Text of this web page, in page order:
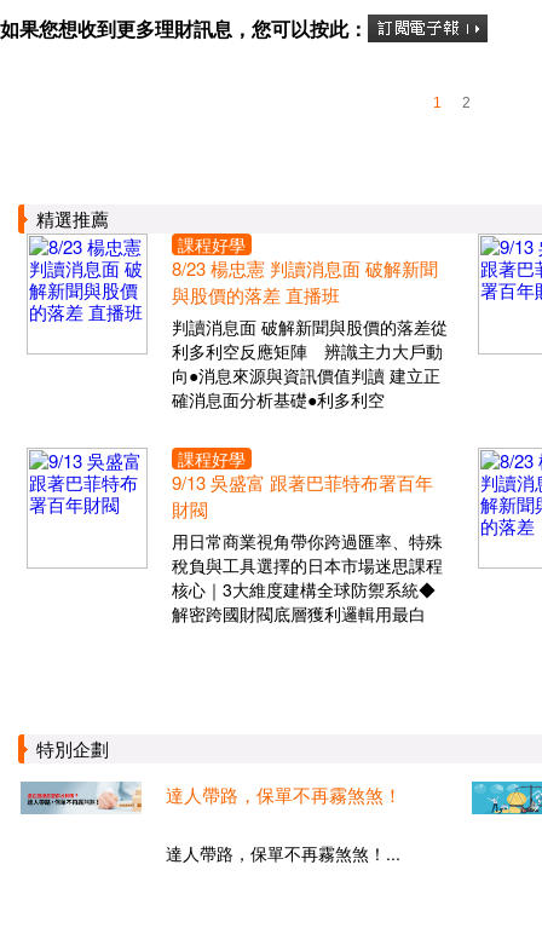
如果您想收到更多理財訊息，您可以按此：
1 2
精選推薦
課程好學
8/23 楊忠憲 判讀消息面 破解新聞
與股價的落差 直播班
判讀消息面 破解新聞與股價的落差從
利多利空反應矩陣 辨識主力大戶動
向●消息來源與資訊價值判讀 建立正
確消息面分析基礎●利多利空
課程好學
9/13 吳盛富 跟著巴菲特布署百年
財閥
用日常商業視角帶你跨過匯率、特殊
稅負與工具選擇的日本市場迷思課程
核心｜3大維度建構全球防禦系統◆
解密跨國財閥底層獲利邏輯用最白
特別企劃
達人帶路，保單不再霧煞煞！
達人帶路，保單不再霧煞煞！...